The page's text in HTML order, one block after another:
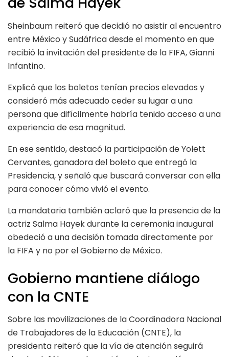
Sheinbaum reiteró que decidió no asistir al encuentro
entre México y Sudáfrica desde el momento en que
recibió la invitación del presidente de la FIFA, Gianni
Infantino.
Explicó que los boletos tenían precios elevados y
consideró más adecuado ceder su lugar a una
persona que difícilmente habría tenido acceso a una
experiencia de esa magnitud.
En ese sentido, destacó la participación de Yolett
Cervantes, ganadora del boleto que entregó la
Presidencia, y señaló que buscará conversar con ella
para conocer cómo vivió el evento.
La mandataria también aclaró que la presencia de la
actriz Salma Hayek durante la ceremonia inaugural
obedeció a una decisión tomada directamente por
la FIFA y no por el Gobierno de México.
Gobierno mantiene diálogo
con la CNTE
Sobre las movilizaciones de la Coordinadora Nacional
de Trabajadores de la Educación (CNTE), la
presidenta reiteró que la vía de atención seguirá